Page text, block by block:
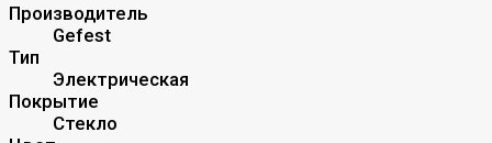
Производитель
Gefest
Тип
Электрическая
Покрытие
Стекло